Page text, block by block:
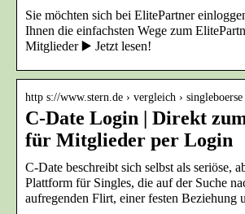
Sie möchten sich bei ElitePartner
Ihnen die einfachsten Wege zum
Mitglieder ▶️ Jetzt lesen!
http s://www.stern.de › vergleich ›
C-Date Login | Direkt
für Mitglieder per Login
C-Date beschreibt sich selbst als seriöse,
Plattform für Singles, die auf der Suche
aufregenden Flirt, einer festen